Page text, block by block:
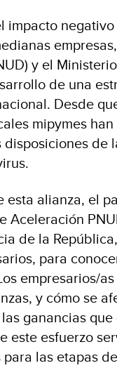
impacto
y el
de una
Desde
mipymes
disposiciones de
esta alianza, el
Aceleración
de la
para
empresarios/
y cómo se
ganancias
este esfuerzo
las etapas